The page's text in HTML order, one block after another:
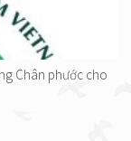
Chân phước cho